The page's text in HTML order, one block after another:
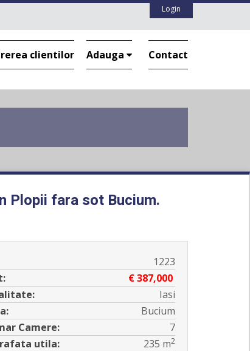
Login
clientilor Adauga Contact
Plopii fara sot Bucium.
1223
€ 387,000
Iasi
Bucium
Camere:
7
utila:
235 m2